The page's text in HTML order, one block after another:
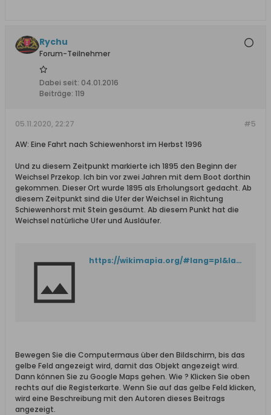
Rychu
Forum-Teilnehmer
Dabei seit: 04.01.2016
Beiträge: 119
#5
05.11.2020, 22:27
AW: Eine Fahrt nach Schiewenhorst im Herbst 1996
Und zu diesem Zeitpunkt markierte ich 1895 den Beginn der
Weichsel Przekop. Ich bin vor zwei Jahren mit dem Boot dorthin
gekommen. Dieser Ort wurde 1895 als Erholungsort gedacht. Ab
diesem Zeitpunkt sind die Ufer der Weichsel in Richtung
Schiewenhorst mit Stein gesäumt. Ab diesem Punkt hat die
Weichsel natürliche Ufer und Ausläufer.
https://wikimapia.org/#lang=pl&lat=54.281544&lon=18.937487&z=19&m=b
Bewegen Sie die Computermaus über den Bildschirm, bis das
gelbe Feld angezeigt wird, damit das Objekt angezeigt wird.
Dann können Sie zu Google Maps gehen. Wie ? Klicken Sie oben
rechts auf die Registerkarte. Wenn Sie auf das gelbe Feld klicken,
wird eine Beschreibung mit den Autoren dieses Beitrags
angezeigt.